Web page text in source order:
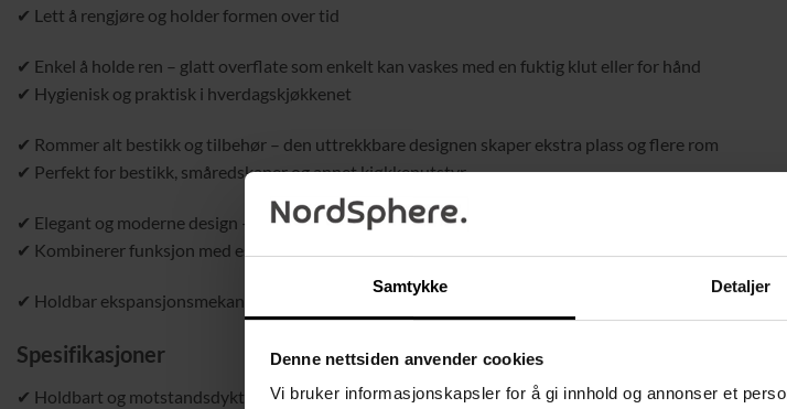
Samtykke Detaljer
Denne nettsiden anvender cookies
Vi bruker informasjonskapsler for å gi innhold og annonser et
✔ Lett å rengjøre og holder formen over tid
✔ Enkel å holde ren – glatt overflate som enkelt kan vaskes med en fuktig klut eller for hånd
✔ Hygienisk og praktisk i hverdagskjøkkenet
✔ Rommer alt bestikk og tilbehør – den uttrekkbare designen skaper ekstra plass og flere rom
✔ Perfekt for bestikk, småredskaper og annet kjøkkenutstyr
✔ Elegant og moderne design – stilren svart farge som passer i alle kjøkken
✔ Kombinerer funksjon med estetikk
✔ Holdbar ekspansjonsmekanisme – konstruert for lang levetid og jevn bruk hver gang
Spesifikasjoner
✔ Holdbart og motstandsdyktig materiale